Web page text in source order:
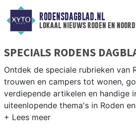
RODENSDAGBLAD.NL
lokaal nieuws roden en
SPECIALS RODENS
Ontdek de speciale rubrieken van
trouwen en campers tot wonen,
verdiepende artikelen en handige
uiteenlopende thema's in Roden